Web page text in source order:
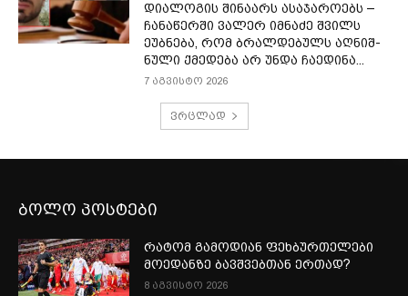
დიალოგის შინაარს ასაჯაროებს –
ჩა­ნა­წერ­ში ვა­ლერ იმ­ნა­ძე შვილს
ეუბ­ნე­ბა, რომ ბრალ­დე­ბულს აღ­ნიშ­
ნუ­ლი ქმე­დე­ბა არ უნდა ჩა­ე­დი­ნა...
7 აგვისტო 2026
ვრცლად
ბოლო პოსტები
რატომ გამოდიან ფეხბურთელები
მოედანზე ბავშვებთან ერთად?
8 აგვისტო 2026